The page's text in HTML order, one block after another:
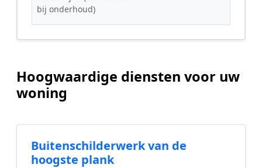
bij onderhoud)
Hoogwaardige diensten voor uw
woning
Buitenschilderwerk van de
hoogste plank